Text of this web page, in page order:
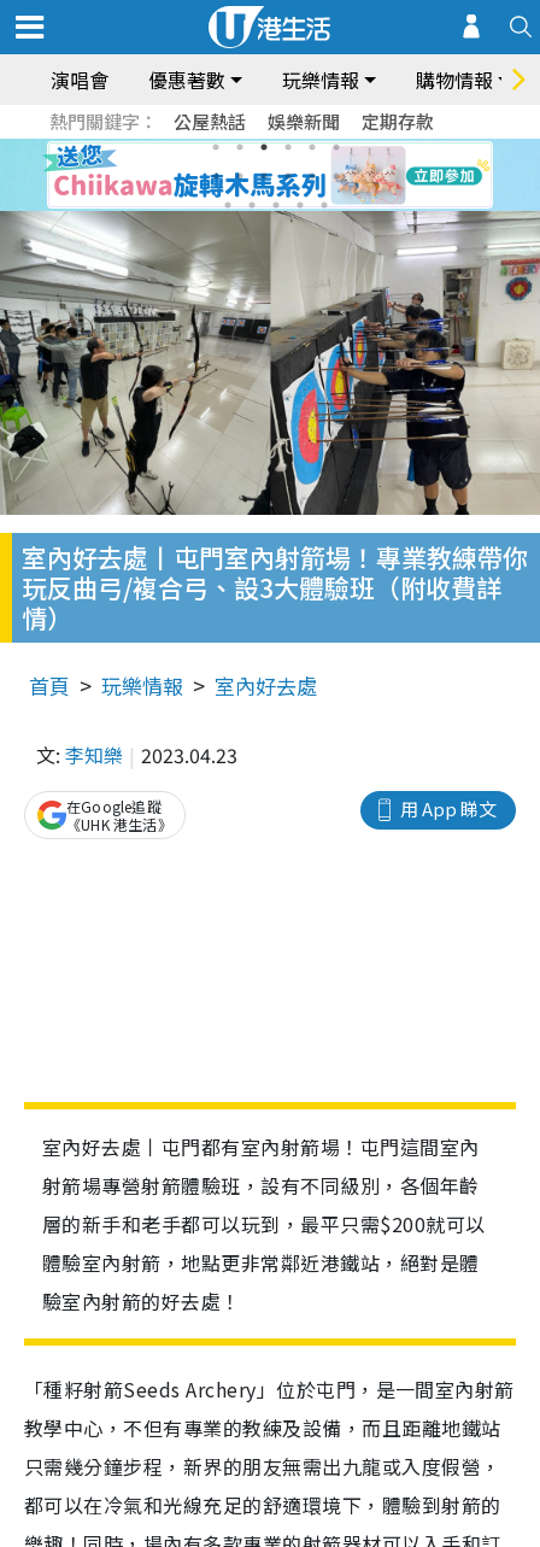
演唱會 優惠著數 玩樂情報 購物情報
熱門關鍵字： 公屋熱話 娛樂新聞 定期存款
室內好去處丨屯門室內射箭場！專業教練帶你
玩反曲弓/複合弓、設3大體驗班（附收費詳
情）
首頁 玩樂情報 室內好去處
文: 李知樂 2023.04.23
用 App 睇文
在Google追蹤
《UHK 港生活》
室內好去處丨屯門都有室內射箭場！屯門這間室內
射箭場專營射箭體驗班，設有不同級別，各個年齡
層的新手和老手都可以玩到，最平只需$200就可以
體驗室內射箭，地點更非常鄰近港鐵站，絕對是體
驗室內射箭的好去處！
「種籽射箭Seeds Archery」位於屯門，是一間室內射箭
教學中心，不但有專業的教練及設備，而且距離地鐵站
只需幾分鐘步程，新界的朋友無需出九龍或入度假營，
都可以在冷氣和光線充足的舒適環境下，體驗到射箭的